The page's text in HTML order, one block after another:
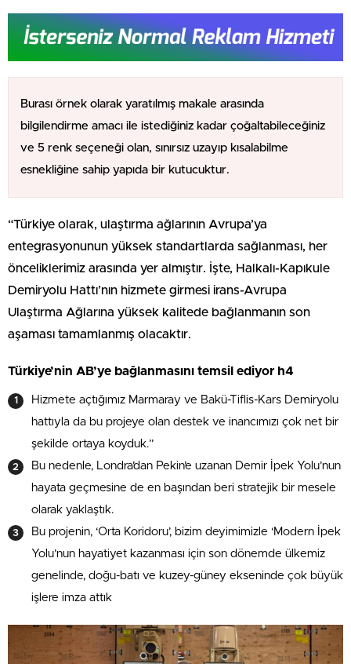
Burası örnek olarak yaratılmış makale arasında
bilgilendirme amacı ile istediğiniz kadar çoğaltabileceğiniz
ve 5 renk seçeneği olan, sınırsız uzayıp kısalabilme
esnekliğine sahip yapıda bir kutucuktur.
“Türkiye olarak, ulaştırma ağlarının Avrupa’ya
entegrasyonunun yüksek standartlarda sağlanması, her
önceliklerimiz arasında yer almıştır. İşte, Halkalı-Kapıkule
Demiryolu Hattı’nın hizmete girmesi irans-Avrupa
Ulaştırma Ağlarına yüksek kalitede bağlanmanın son
aşaması tamamlanmış olacaktır.
Türkiye’nin AB’ye bağlanmasını temsil ediyor h4
Hizmete açtığımız Marmaray ve Bakü-Tiflis-Kars Demiryolu
hattıyla da bu projeye olan destek ve inancımızı çok net bir
şekilde ortaya koyduk.”
Bu nedenle, Londra’dan Pekin’e uzanan Demir İpek Yolu’nun
hayata geçmesine de en başından beri stratejik bir mesele
olarak yaklaştık.
Bu projenin, ‘Orta Koridoru’, bizim deyimimizle ‘Modern İpek
Yolu’nun hayatiyet kazanması için son dönemde ülkemiz
genelinde, doğu-batı ve kuzey-güney ekseninde çok büyük
işlere imza attık